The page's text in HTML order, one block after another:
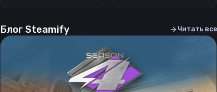
Блог Steamify Читать все